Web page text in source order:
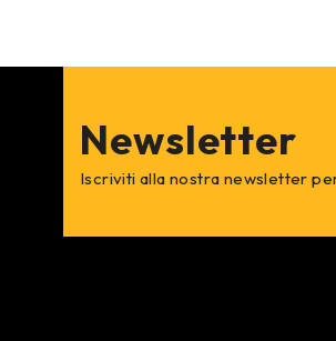
Newsletter
Iscriviti alla nostra newsletter